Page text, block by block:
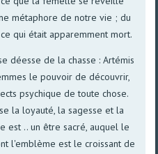
métaphore de notre vie ; du
qui était apparemment mort.
déesse de la chasse : Artémis
le pouvoir de découvrir,
psychique de toute chose.
la loyauté, la sagesse et la
est .. un être sacré, auquel le
l'emblème est le croissant de